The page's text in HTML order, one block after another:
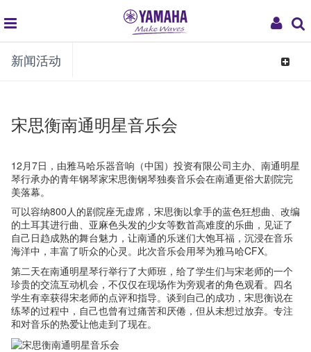
My
global
navigation
新闻活动
Toggle
宋思衡南通明星音乐会
12月7日，由雅马哈乐器音响（中国）投资有限公司主办、南通明星
琴行承办的青年钢琴家宋思衡钢琴独奏音乐会在南通更俗大剧院完
美落幕。
可以容纳800人的剧院座无虚席，宋思衡以拿手的蓝色狂想曲、改编
的土耳其进行曲、亚麻色头发的少女等数首高难度的乐曲，见证了
自己日趋成熟的舞台魅力，让南通的乐迷们大饱耳福，沉浸在音乐
海洋中，丰富了听众的心灵。此次音乐会用琴为雅马哈CFX。
第二天在南通明星琴行举行了大师班，给了学生们与宋老师的一个
珍贵的交流互动机会，不仅仅在现场作为旁观者的角色观看。四名
学生有幸获得宋老师的点评和指导。谈到自己的成功，宋思衡说在
练琴的过程中，自己也曾有过痛苦和厌倦，但从未想过放弃。专注
和对音乐的热爱让他走到了现在。